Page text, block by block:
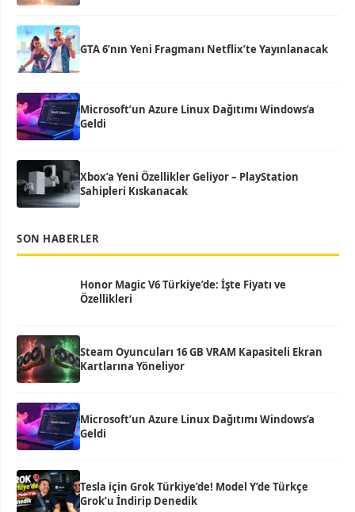
GTA 6’nın Yeni Fragmanı Netflix’te Yayınlanacak
Microsoft’un Azure Linux Dağıtımı Windows’a
Geldi
Xbox’a Yeni Özellikler Geliyor – PlayStation
Sahipleri Kıskanacak
SON HABERLER
Honor Magic V6 Türkiye’de: İşte Fiyatı ve
Özellikleri
Steam Oyuncuları 16 GB VRAM Kapasiteli Ekran
Kartlarına Yöneliyor
Microsoft’un Azure Linux Dağıtımı Windows’a
Geldi
Tesla için Grok Türkiye’de! Model Y’de Türkçe
Grok’u İndirip Denedik